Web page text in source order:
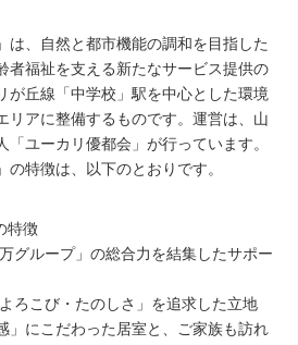
は、自然と都市機能の調和を目指した
者福祉を支える新たなサービス提供の
が丘線「中学校」駅を中心とした環境
リアに整備するものです。運営は、山
ユーカリ優都会」が行っています。
の特徴は、以下のとおりです。
特徴
グループ」の総合力を結集したサポー
ろこび・たのしさ」を追求した立地
」にこだわった居室と、ご家族も訪れ